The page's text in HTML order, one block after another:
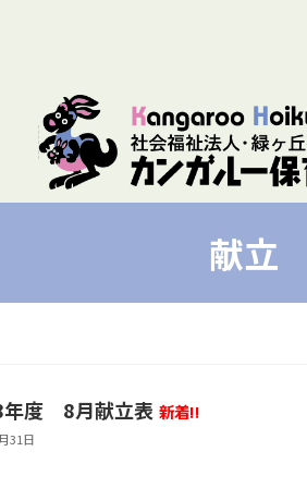
献立
年度 8月献立表 新着!!
31日